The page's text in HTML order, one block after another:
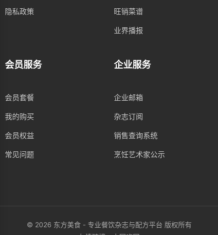
隐私政策 旺销菜谱
业界播报
会员服务
会员套餐
我的购买
会员权益
常见问题
企业服务
企业邮箱
杂志订阅
销售查询系统
烹饪艺术家公示
© 2026 东方美食 - 专业餐饮杂志与配方平台 版权所有